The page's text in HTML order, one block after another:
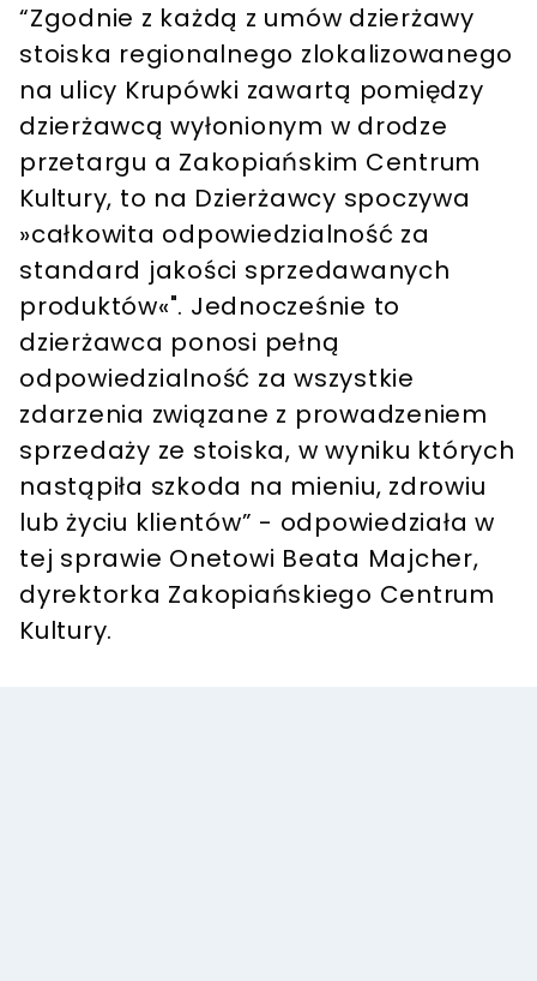
“Zgodnie z każdą z umów dzierżawy
stoiska regionalnego zlokalizowanego
na ulicy Krupówki zawartą pomiędzy
dzierżawcą wyłonionym w drodze
przetargu a Zakopiańskim Centrum
Kultury, to na Dzierżawcy spoczywa
»całkowita odpowiedzialność za
standard jakości sprzedawanych
produktów«". Jednocześnie to
dzierżawca ponosi pełną
odpowiedzialność za wszystkie
zdarzenia związane z prowadzeniem
sprzedaży ze stoiska, w wyniku których
nastąpiła szkoda na mieniu, zdrowiu
lub życiu klientów” - odpowiedziała w
tej sprawie Onetowi Beata Majcher,
dyrektorka Zakopiańskiego Centrum
Kultury.